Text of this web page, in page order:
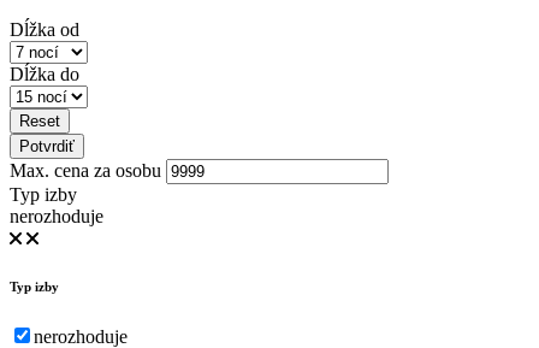
Dĺžka od
Dĺžka do
Reset
Potvrdiť
Max. cena za osobu
Typ izby
nerozhoduje
Typ izby
nerozhoduje